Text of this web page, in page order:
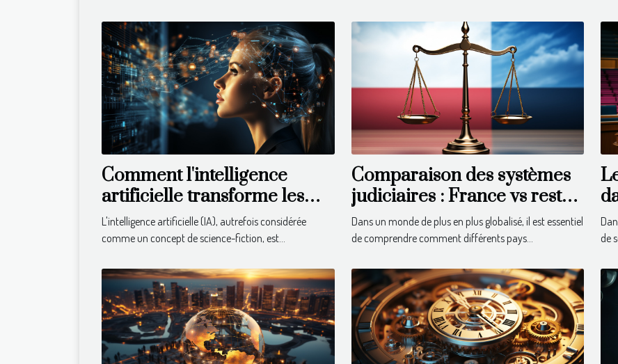
Comment l'intelligence
artificielle transforme les
entreprises
L'intelligence artificielle (IA), autrefois considérée
comme un concept de science-fiction, est...
Comparaison des systèmes
judiciaires : France vs reste
du monde
Dans un monde de plus en plus globalisé, il est essentiel
de comprendre comment différents pays...
de